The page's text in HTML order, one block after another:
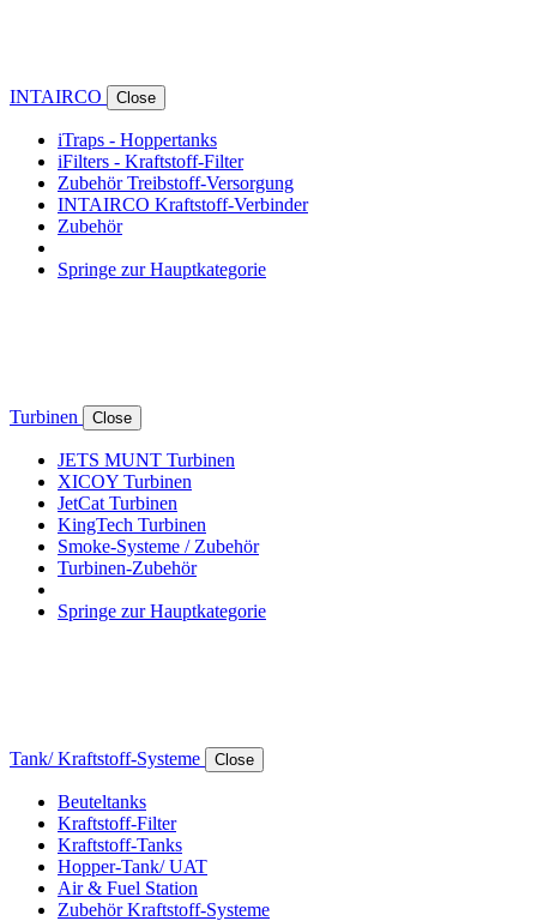
INTAIRCO Close
iTraps - Hoppertanks
iFilters - Kraftstoff-Filter
Zubehör Treibstoff-Versorgung
INTAIRCO Kraftstoff-Verbinder
Zubehör
Springe zur Hauptkategorie
Turbinen Close
JETS MUNT Turbinen
XICOY Turbinen
JetCat Turbinen
KingTech Turbinen
Smoke-Systeme / Zubehör
Turbinen-Zubehör
Springe zur Hauptkategorie
Tank/ Kraftstoff-Systeme Close
Beuteltanks
Kraftstoff-Filter
Kraftstoff-Tanks
Hopper-Tank/ UAT
Air & Fuel Station
Zubehör Kraftstoff-Systeme